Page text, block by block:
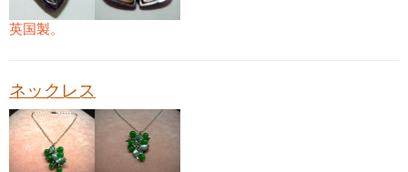
英国製。
ネックレス